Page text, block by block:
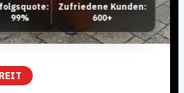
99%
Zufriedene Kunden:
600+